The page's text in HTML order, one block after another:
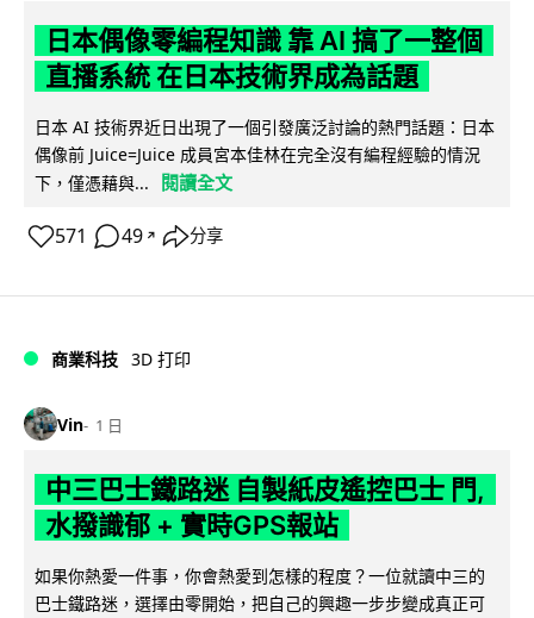
日本偶像零編程知識 靠 AI 搞了一整個
直播系統 在日本技術界成為話題
日本 AI 技術界近日出現了一個引發廣泛討論的熱門話題：日本
偶像前 Juice=Juice 成員宮本佳林在完全沒有編程經驗的情況
下，僅憑藉與...
閱讀全文
571 49 ↗ 分享
商業科技 3D 打印
Vin 1 日
中三巴士鐵路迷 自製紙皮遙控巴士 門,
水撥識郁 + 實時GPS報站
如果你熱愛一件事，你會熱愛到怎樣的程度？一位就讀中三的
巴士鐵路迷，選擇由零開始，把自己的興趣一步步變成真正可